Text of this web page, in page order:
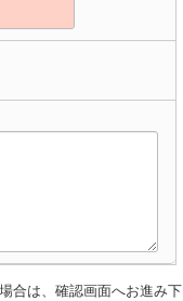
合は、確認画面へお進み下